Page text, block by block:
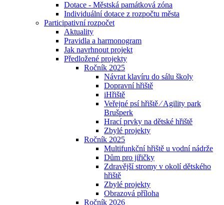
Dotace - Městská památková zóna
Individuální dotace z rozpočtu města
Participativní rozpočet
Aktuality
Pravidla a harmonogram
Jak navrhnout projekt
Předložené projekty
Ročník 2025
Návrat klavíru do sálu školy
Dopravní hřiště
iHřiště
Veřejné psí hřiště ⁄ Agility park
Brušperk
Hrací prvky na dětské hřiště
Zbylé projekty
Ročník 2025
Multifunkční hřiště u vodní nádrže
Dům pro jiřičky
Zdravější stromy v okolí dětského
hřiště
Zbylé projekty
Obrazová příloha
Ročník 2026